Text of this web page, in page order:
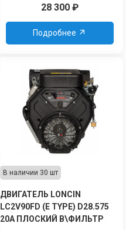
28 300₽
Подробнее
В наличии 30 шт
ДВИГАТЕЛЬ LONCIN
LC2V90FD (E TYPE) D28.575
20А ПЛОСКИЙ В\ФИЛЬТР